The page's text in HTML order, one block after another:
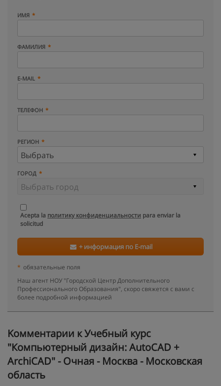
ИМЯ
ФАМИЛИЯ
E-MAIL
ТЕЛЕФОН
РЕГИОН
ГОРОД
Acepta la политику конфиденциальности para enviar la
solicitud
+ информация по E-mail
* обязательные поля
Наш агент НОУ "Городской Центр Дополнительного
Профессионального Образования", скоро свяжется с вами с
более подробной информацией
Kомментарии к Учебный курс
″Компьютерный дизайн: AutoCAD +
ArchiCAD″ - Очная - Москва - Московская
область